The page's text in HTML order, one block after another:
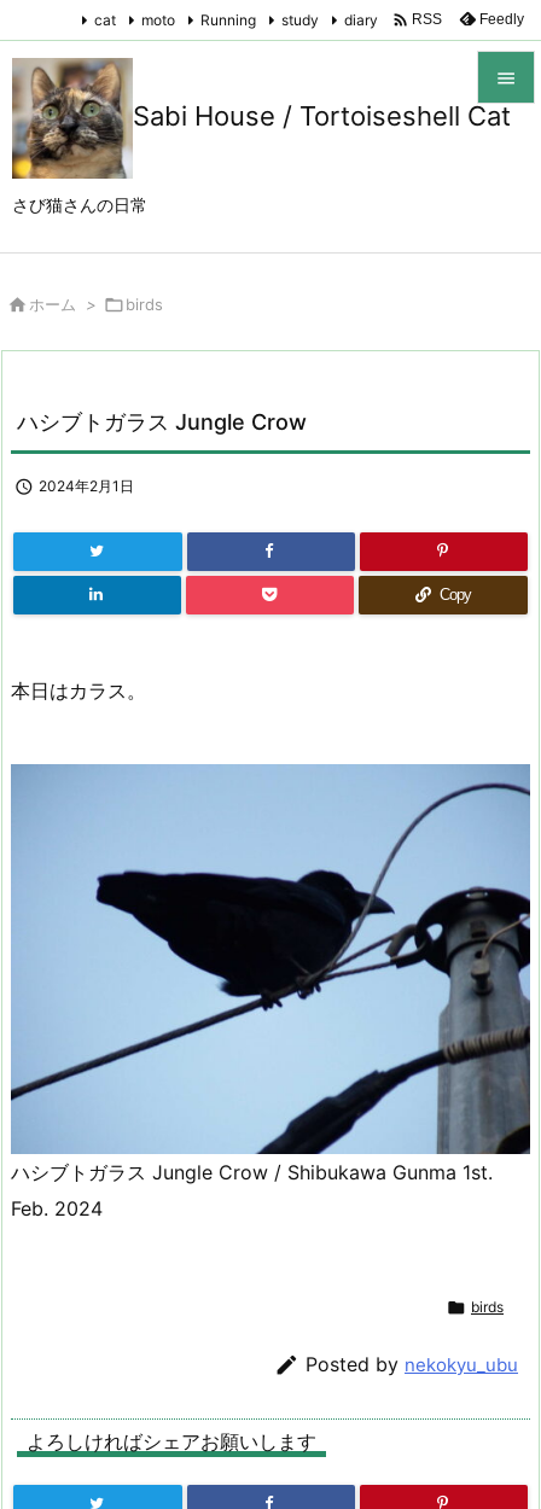
Sabi House / Tortoiseshell Cat
さび猫さんの日常



cat moto Running study diary  RSS Feedly
 ホーム > birds
ハシブトガラス Jungle Crow
 2024年2月1日
Copy
本日はカラス。
ハシブトガラス Jungle Crow / Shibukawa Gunma 1st.
Feb. 2024
 birds
 Posted by nekokyu_ubu
よろしければシェアお願いします